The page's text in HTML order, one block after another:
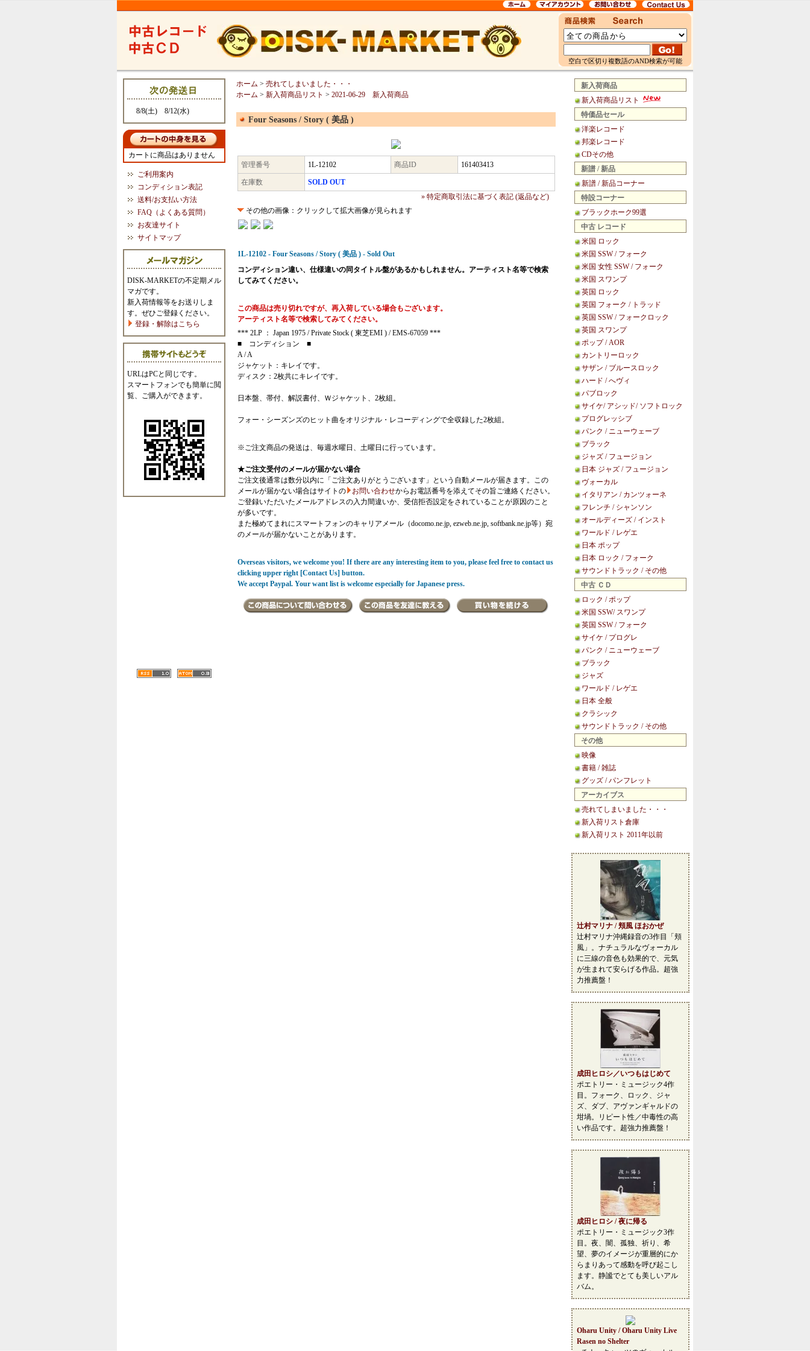
空白で区切り複数語のAND検索が可能
8/8(土) 8/12(水)
カートに商品はありません
ご利用案内
コンディション表記
送料/お支払い方法
FAQ（よくある質問）
お友達サイト
サイトマップ
DISK-MARKETの不定期メル
マガです。
新入荷情報等をお送りしま
す。ぜひご登録ください。
登録・解除はこちら
URLはPCと同じです。
スマートフォンでも簡単に閲
覧、ご購入ができます。
新入荷商品
新入荷商品リスト
特価品セール
洋楽レコード
邦楽レコード
CDその他
新譜 / 新品
新譜 / 新品コーナー
特設コーナー
ブラックホーク99選
中古 レコード
米国 ロック
米国 SSW / フォーク
米国 女性 SSW / フォーク
米国 スワンプ
英国 ロック
英国 フォーク / トラッド
英国 SSW / フォークロック
英国 スワンプ
ポップ / AOR
カントリーロック
サザン / ブルースロック
ハード / へヴィ
パブロック
サイケ/ アシッド/ ソフトロック
プログレッシブ
パンク / ニューウェーブ
ブラック
ジャズ / フュージョン
日本 ジャズ / フュージョン
ヴォーカル
イタリアン / カンツォーネ
フレンチ / シャンソン
オールディーズ / インスト
ワールド / レゲエ
日本 ポップ
日本 ロック / フォーク
サウンドトラック / その他
中古 ＣＤ
ロック / ポップ
米国 SSW/ スワンプ
英国 SSW / フォーク
サイケ / プログレ
パンク / ニューウェーブ
ブラック
ジャズ
ワールド / レゲエ
日本 全般
クラシック
サウンドトラック / その他
その他
映像
書籍 / 雑誌
グッズ / パンフレット
アーカイブス
売れてしまいました・・・
新入荷リスト倉庫
新入荷リスト 2011年以前
辻村マリナ / 頬風 ほおかぜ
辻村マリナ沖縄録音の3作目「頬
風」。ナチュラルなヴォーカル
に三線の音色も効果的で、元気
が生まれて安らげる作品。超強
力推薦盤！
成田ヒロシ／いつもはじめて
ポエトリー・ミュージック4作
目。フォーク、ロック、ジャ
ズ、ダブ、アヴァンギャルドの
坩堝。リピート性／中毒性の高
い作品です。超強力推薦盤！
成田ヒロシ / 夜に帰る
ポエトリー・ミュージック3作
目。夜、闇、孤独、祈り、希
望、夢のイメージが重層的にか
らまりあって感動を呼び起こし
ます。静謐でとても美しいアル
バム。
Oharu Unity / Oharu Unity Live
Rasen no Shelter
ホーム > 売れてしまいました・・・
ホーム > 新入荷商品リスト > 2021-06-29 新入荷商品
Four Seasons / Story ( 美品 )
管理番号 1L-12102 商品ID 161403413
在庫数
SOLD OUT
» 特定商取引法に基づく表記 (返品など)
その他の画像：クリックして拡大画像が見られます
1L-12102 - Four Seasons / Story ( 美品 ) - Sold Out
コンディション違い、仕様違いの同タイトル盤があるかもしれません。アーティスト名等で検索
してみてください。
この商品は売り切れですが、再入荷している場合もございます。
アーティスト名等で検索してみてください。
*** 2LP ： Japan 1975 / Private Stock ( 東芝EMI ) / EMS-67059 ***
■ コンディション ■
A / A
ジャケット：キレイです。
ディスク：2枚共にキレイです。
日本盤、帯付、解説書付、Ｗジャケット、2枚組。
フォー・シーズンズのヒット曲をオリジナル・レコーディングで全収録した2枚組。
※ご注文商品の発送は、毎週水曜日、土曜日に行っています。
★ご注文受付のメールが届かない場合
ご注文後通常は数分以内に「ご注文ありがとうございます」という自動メールが届きます。この
メールが届かない場合はサイトの
お問い合わせからお電話番号を添えてその旨ご連絡ください。
ご登録いただいたメールアドレスの入力間違いか、受信拒否設定をされていることが原因のこと
が多いです。
また極めてまれにスマートフォンのキャリアメール（docomo.ne.jp, ezweb.ne.jp, softbank.ne.jp等）宛
のメールが届かないことがあります。
Overseas visitors, we welcome you! If there are any interesting item to you, please feel free to contact us
clicking upper right [Contact Us] button.
We accept Paypal. Your want list is welcome especially for Japanese press.